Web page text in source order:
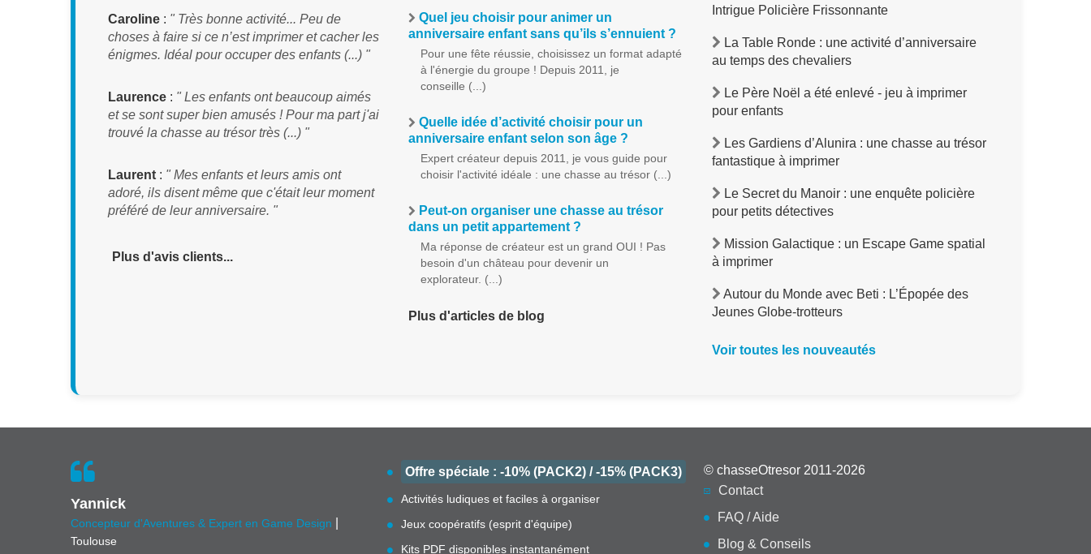
Caroline : " Très bonne activité... Peu de
choses à faire si ce n’est imprimer et cacher les
énigmes. Idéal pour occuper des enfants (...) "
Laurence : " Les enfants ont beaucoup aimés
et se sont super bien amusés ! Pour ma part j'ai
trouvé la chasse au trésor très (...) "
Laurent : " Mes enfants et leurs amis ont
adoré, ils disent même que c'était leur moment
préféré de leur anniversaire. "
Plus d'avis clients...
Quel jeu choisir pour animer un
anniversaire enfant sans qu’ils s’ennuient ?
Pour une fête réussie, choisissez un format adapté
à l'énergie du groupe ! Depuis 2011, je
conseille (...)
Quelle idée d’activité choisir pour un
anniversaire enfant selon son âge ?
Expert créateur depuis 2011, je vous guide pour
choisir l'activité idéale : une chasse au trésor (...)
Peut-on organiser une chasse au trésor
dans un petit appartement ?
Ma réponse de créateur est un grand OUI ! Pas
besoin d'un château pour devenir un
explorateur. (...)
Plus d'articles de blog
Intrigue Policière Frissonnante
La Table Ronde : une activité d’anniversaire
au temps des chevaliers
Le Père Noël a été enlevé - jeu à imprimer
pour enfants
Les Gardiens d’Alunira : une chasse au trésor
fantastique à imprimer
Le Secret du Manoir : une enquête policière
pour petits détectives
Mission Galactique : un Escape Game spatial
à imprimer
Autour du Monde avec Beti : L’Épopée des
Jeunes Globe-trotteurs
Voir toutes les nouveautés
Yannick
Concepteur d'Aventures & Expert en Game Design
Toulouse
Offre spéciale : -10% (PACK2) / -15% (PACK3)
Activités ludiques et faciles à organiser
Jeux coopératifs (esprit d'équipe)
Kits PDF disponibles instantanément
© chasseOtresor 2011-2026
Contact
FAQ / Aide
Blog & Conseils